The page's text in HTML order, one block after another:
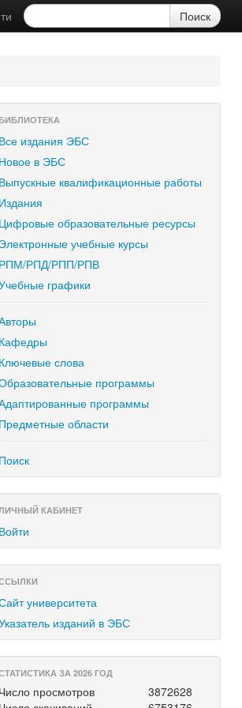
Все издания ЭБС
Новое в ЭБС
Выпускные квалификационные работы
Издания
Цифровые образовательные ресурсы
Электронные учебные курсы
РПМ/РПД/РПП/РПВ
графики
Кафедры
Ключевые слова
программы
программы
Предметные области
Поиск
КАБИНЕТ
Войти
университета
изданий в ЭБС
ЗА 2026 ГОД
Число просмотров
3872628